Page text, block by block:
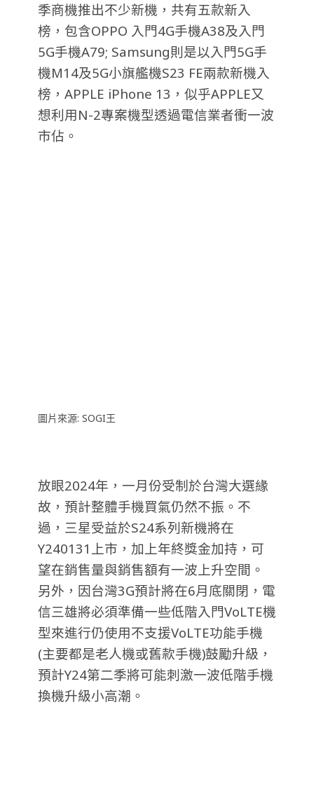
季商機推出不少新機，共有五款新入
榜，包含OPPO 入門4G手機A38及入門
5G手機A79; Samsung則是以入門5G手
機M14及5G小旗艦機S23 FE兩款新機入
榜 ，APPLE iPhone 13，似乎APPLE又
想利用N-2專案機型透過電信業者衝一波
市佔。
圖片來源: SOGI王
放眼2024年，一月份受制於台灣大選緣
故，預計整體手機買氣仍然不振。不
過，三星受益於S24系列新機將在
Y240131上市，加上年終獎金加持，可
望在銷售量與銷售額有一波上升空間。
另外，因台灣3G預計將在6月底關閉，電
信三雄將必須準備一些低階入門VoLTE機
型來進行仍使用不支援VoLTE功能手機
(主要都是老人機或舊款手機)鼓勵升級，
預計Y24第二季將可能刺激一波低階手機
換機升級小高潮。